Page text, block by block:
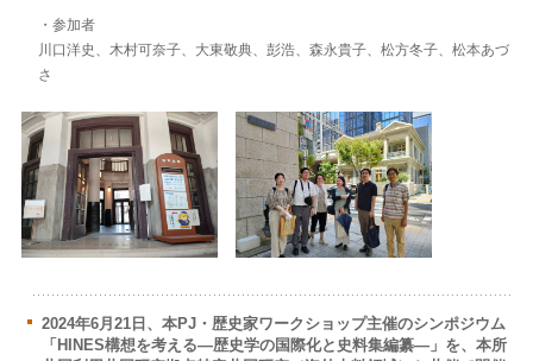
・参加者
川口洋史、木村可奈子、大東敬典、彭浩、森永貴子、松方冬子、松本あづ
さ
2024年6月21日、本PJ・歴史家ワークショップ主催のシンポジウム
「HINES構想を考える―歴史学の国際化と史料集編纂―」を、本所